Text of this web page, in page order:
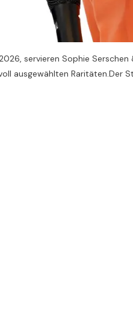
servieren Sophie
ausgewählten Raritäten.Der